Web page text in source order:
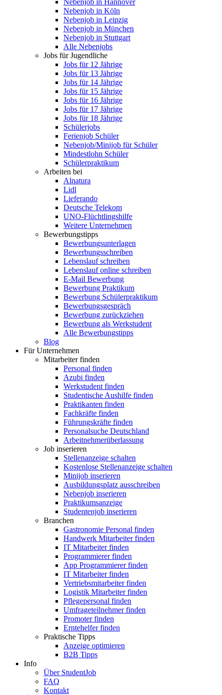
Nebenjob in Hannover
Nebenjob in Köln
Nebenjob in Leipzig
Nebenjob in München
Nebenjob in Stuttgart
Alle Nebenjobs
Jobs für Jugendliche
Jobs für 12 Jährige
Jobs für 13 Jährige
Jobs für 14 Jährige
Jobs für 15 Jährige
Jobs für 16 Jährige
Jobs für 17 Jährige
Jobs für 18 Jährige
Schülerjobs
Ferienjob Schüler
Nebenjob/Minijob für Schüler
Mindestlohn Schüler
Schülerpraktikum
Arbeiten bei
Alnatura
Lidl
Lieferando
Deutsche Telekom
UNO-Flüchtlingshilfe
Weitere Unternehmen
Bewerbungstipps
Bewerbungsunterlagen
Bewerbungsschreiben
Lebenslauf schreiben
Lebenslauf online schreiben
E-Mail Bewerbung
Bewerbung Praktikum
Bewerbung Schülerpraktikum
Bewerbungsgespräch
Bewerbung zurückziehen
Bewerbung als Werkstudent
Alle Bewerbungstipps
Blog
Für Unternehmen
Mitarbeiter finden
Personal finden
Azubi finden
Werkstudent finden
Studentische Aushilfe finden
Praktikanten finden
Fachkräfte finden
Führungskräfte finden
Personalsuche Deutschland
Arbeitnehmerüberlassung
Job inserieren
Stellenanzeige schalten
Kostenlose Stellenanzeige schalten
Minijob inserieren
Ausbildungsplatz ausschreiben
Nebenjob inserieren
Praktikumsanzeige
Studentenjob inserieren
Branchen
Gastronomie Personal finden
Handwerk Mitarbeiter finden
IT Mitarbeiter finden
Programmierer finden
App Programmierer finden
IT Mitarbeiter finden
Vertriebsmitarbeiter finden
Logistik Mitarbeiter finden
Pflegepersonal finden
Umfrageteilnehmer finden
Promoter finden
Erntehelfer finden
Praktische Tipps
Anzeige optimieren
B2B Tipps
Info
Über StudentJob
FAQ
Kontakt